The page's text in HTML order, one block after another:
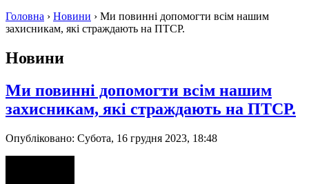
Головна › Новини › Ми повинні допомогти всім нашим
захисникам, які страждають на ПТСР.
Новини
Ми повинні допомогти всім нашим
захисникам, які страждають на ПТСР.
Опубліковано: Субота, 16 грудня 2023, 18:48